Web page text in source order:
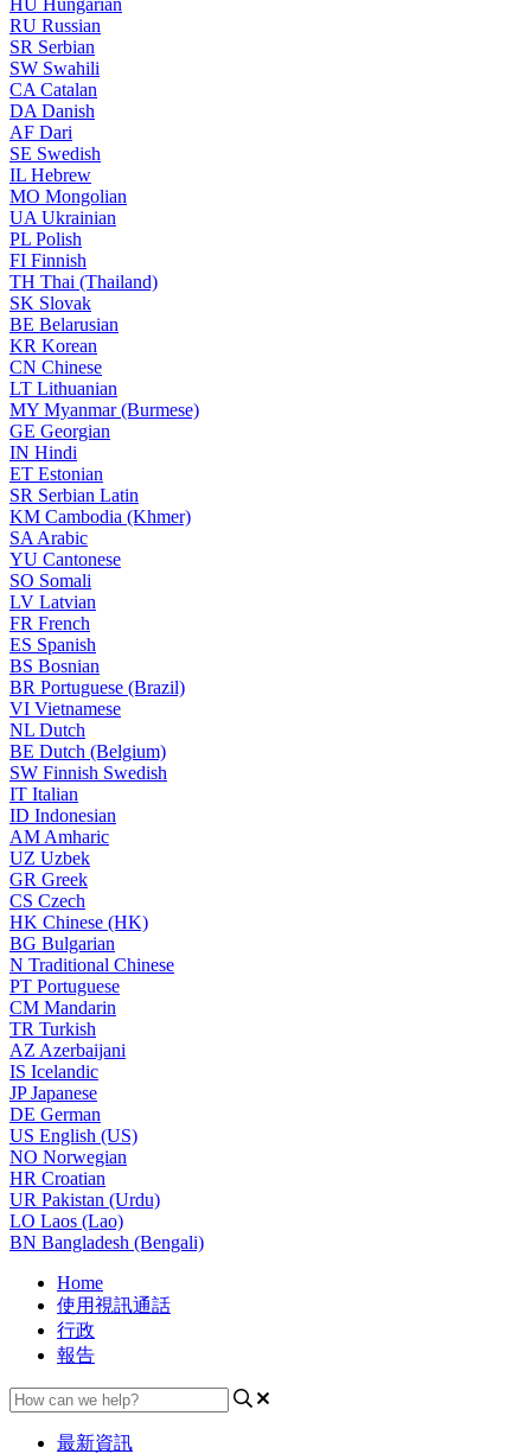
HU Hungarian
RU Russian
SR Serbian
SW Swahili
CA Catalan
DA Danish
AF Dari
SE Swedish
IL Hebrew
MO Mongolian
UA Ukrainian
PL Polish
FI Finnish
TH Thai (Thailand)
SK Slovak
BE Belarusian
KR Korean
CN Chinese
LT Lithuanian
MY Myanmar (Burmese)
GE Georgian
IN Hindi
ET Estonian
SR Serbian Latin
KM Cambodia (Khmer)
SA Arabic
YU Cantonese
SO Somali
LV Latvian
FR French
ES Spanish
BS Bosnian
BR Portuguese (Brazil)
VI Vietnamese
NL Dutch
BE Dutch (Belgium)
SW Finnish Swedish
IT Italian
ID Indonesian
AM Amharic
UZ Uzbek
GR Greek
CS Czech
HK Chinese (HK)
BG Bulgarian
N Traditional Chinese
PT Portuguese
CM Mandarin
TR Turkish
AZ Azerbaijani
IS Icelandic
JPJapanese
DE German
US English (US)
NO Norwegian
HR Croatian
UR Pakistan (Urdu)
LO Laos (Lao)
BN Bangladesh (Bengali)
Home
使用視訊通話
行政
報告
最新資訊